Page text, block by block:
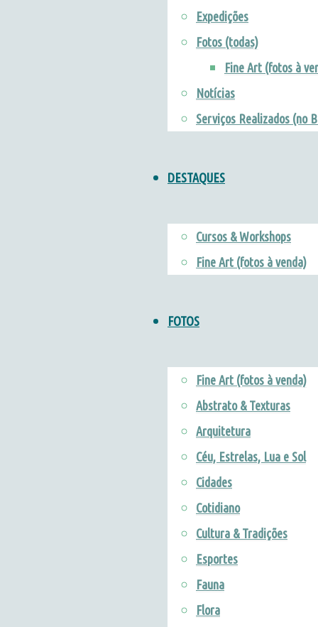
Expedições
Fotos (todas)
Fine Art (fotos à
Notícias
Serviços Realizados (no
DESTAQUES
Cursos & Workshops
Fine Art (fotos à venda)
FOTOS
Fine Art (fotos à venda)
Abstrato & Texturas
Arquitetura
Céu, Estrelas, Lua e Sol
Cidades
Cotidiano
Cultura & Tradições
Esportes
Fauna
Flora